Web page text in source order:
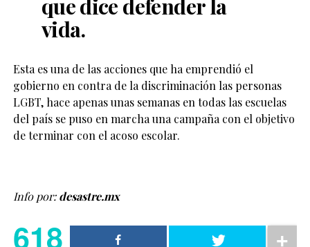
que dice defender la
vida.
Esta es una de las acciones que ha emprendió el
gobierno en contra de la discriminación las personas
LGBT, hace apenas unas semanas en todas las escuelas
del país se puso en marcha una campaña con el objetivo
de terminar con el acoso escolar.
Info por:desastre.mx
618